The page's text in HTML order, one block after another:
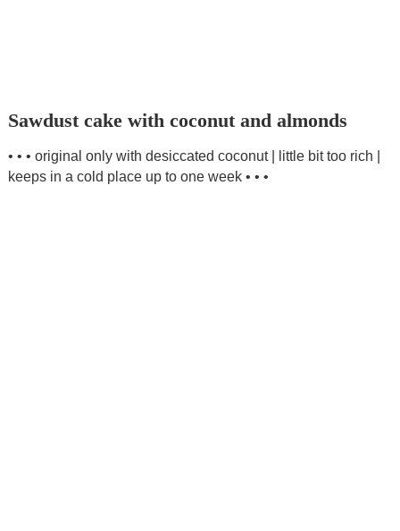
Sawdust cake with coconut and almonds
• • • original only with desiccated coconut | little bit too rich |
keeps in a cold place up to one week • • •